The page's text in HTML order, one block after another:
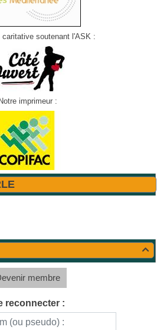
soutenant l'ASK :
Notre imprimeur :

membre
reconnecter :